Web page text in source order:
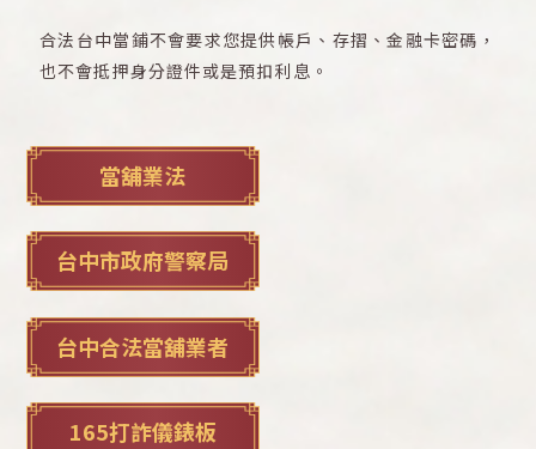
合法台中當鋪不會要求您提供帳戶、存摺、金融卡密碼，
也不會抵押身分證件或是預扣利息。
當舖業法
台中市政府警察局
台中合法當舖業者
165打詐儀錶板